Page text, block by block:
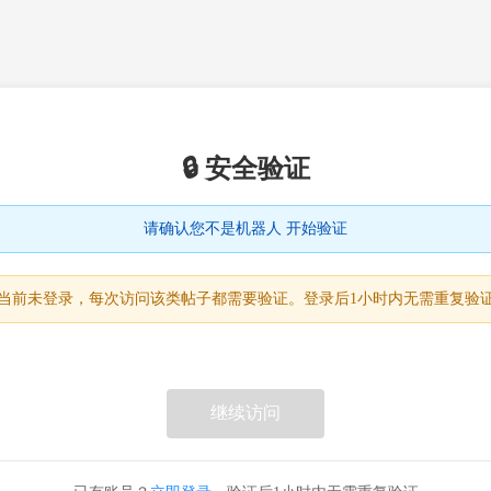
🔒 安全验证
请确认您不是机器人 开始验证
前未登录，每次访问该类帖子都需要验证。登录后1小时内无需重复验
继续访问